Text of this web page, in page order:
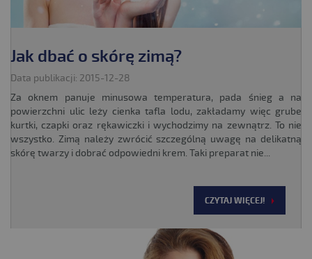
Jak dbać o skórę zimą?
Data publikacji: 2015-12-28
Za oknem panuje minusowa temperatura, pada śnieg a na
powierzchni ulic leży cienka tafla lodu, zakładamy więc grube
kurtki, czapki oraz rękawiczki i wychodzimy na zewnątrz. To nie
wszystko. Zimą należy zwrócić szczególną uwagę na delikatną
skórę twarzy i dobrać odpowiedni krem. Taki preparat nie...
CZYTAJ WIĘCEJ!